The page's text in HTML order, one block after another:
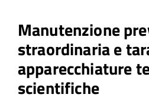
Manutenzione
straordinaria e
apparecchiature
scientifiche